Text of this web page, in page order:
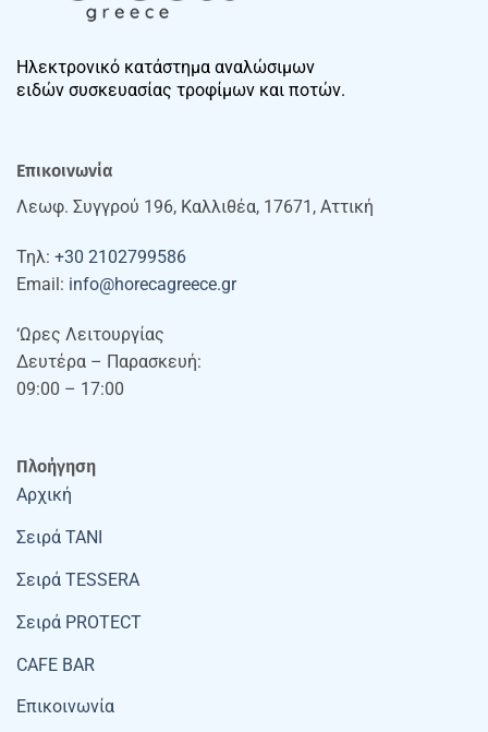
Ηλεκτρονικό κατάστημα αναλώσιμων
ειδών συσκευασίας τροφίμων και ποτών.
Επικοινωνία
Λεωφ. Συγγρού 196, Καλλιθέα, 17671, Αττική
Τηλ: +30 2102799586
Email: info@horecagreece.gr
‘Ωρες Λειτουργίας
Δευτέρα – Παρασκευή:
09:00 – 17:00
Πλοήγηση
Αρχική
Σειρά TANI
Σειρά TESSERA
Σειρά PROTECT
CAFE BAR
Επικοινωνία